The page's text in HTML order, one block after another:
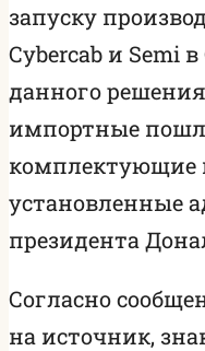
запуску
Cybercab и Semi
данного
импортные
комплектующие
установленные
президента
Согласно
на источник,